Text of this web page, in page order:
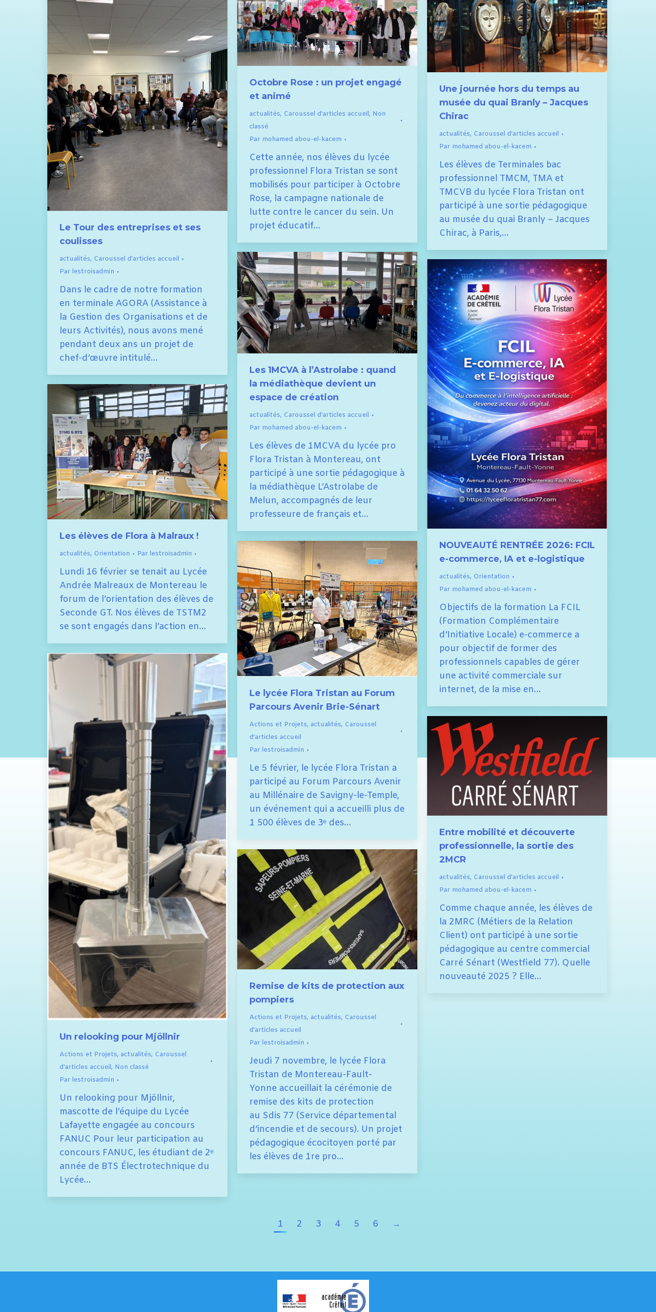
Le Tour des entreprises et ses
coulisses
actualités, Caroussel d'articles accueil
Par lestroisadmin
Dans le cadre de notre formation
en terminale AGORA (Assistance à
la Gestion des Organisations et de
leurs Activités), nous avons mené
pendant deux ans un projet de
chef-d’œuvre intitulé…
Octobre Rose : un projet engagé
et animé
actualités, Caroussel d'articles accueil, Non
classé
Par mohamed abou-el-kacem
Cette année, nos élèves du lycée
professionnel Flora Tristan se sont
mobilisés pour participer à Octobre
Rose, la campagne nationale de
lutte contre le cancer du sein. Un
projet éducatif…
Une journée hors du temps au
musée du quai Branly – Jacques
Chirac
actualités, Caroussel d'articles accueil
Par mohamed abou-el-kacem
Les élèves de Terminales bac
professionnel TMCM, TMA et
TMCVB du lycée Flora Tristan ont
participé à une sortie pédagogique
au musée du quai Branly – Jacques
Chirac, à Paris,…
Les 1MCVA à l’Astrolabe : quand
la médiathèque devient un
espace de création
actualités, Caroussel d'articles accueil
Par mohamed abou-el-kacem
Les élèves de 1MCVA du lycée pro
Flora Tristan à Montereau, ont
participé à une sortie pédagogique à
la médiathèque L’Astrolabe de
Melun, accompagnés de leur
professeure de français et…
NOUVEAUTÉ RENTRÉE 2026: FCIL
e-commerce, IA et e-logistique
actualités, Orientation
Par mohamed abou-el-kacem
Objectifs de la formation La FCIL
(Formation Complémentaire
d’Initiative Locale) e-commerce a
pour objectif de former des
professionnels capables de gérer
une activité commerciale sur
internet, de la mise en…
Les élèves de Flora à Malraux !
actualités, Orientation Par lestroisadmin
Lundi 16 février se tenait au Lycée
Andrée Malreaux de Montereau le
forum de l’orientation des élèves de
Seconde GT. Nos élèves de TSTM2
se sont engagés dans l’action en…
Le lycée Flora Tristan au Forum
Parcours Avenir Brie-Sénart
Actions et Projets, actualités, Caroussel
d'articles accueil
Par lestroisadmin
Le 5 février, le lycée Flora Tristan a
participé au Forum Parcours Avenir
au Millénaire de Savigny-le-Temple,
un événement qui a accueilli plus de
1 500 élèves de 3ᵉ des…
Un relooking pour Mjöllnir
Actions et Projets, actualités, Caroussel
d'articles accueil, Non classé
Par lestroisadmin
Un relooking pour Mjöllnir,
mascotte de l’équipe du Lycée
Lafayette engagée au concours
FANUC Pour leur participation au
concours FANUC, les étudiant de 2ᵉ
année de BTS Électrotechnique du
Lycée…
Entre mobilité et découverte
professionnelle, la sortie des
2MCR
actualités, Caroussel d'articles accueil
Par mohamed abou-el-kacem
Comme chaque année, les élèves de
la 2MRC (Métiers de la Relation
Client) ont participé à une sortie
pédagogique au centre commercial
Carré Sénart (Westfield 77). Quelle
nouveauté 2025 ? Elle…
Remise de kits de protection aux
pompiers
Actions et Projets, actualités, Caroussel
d'articles accueil
Par lestroisadmin
Jeudi 7 novembre, le lycée Flora
Tristan de Montereau-Fault-
Yonne accueillait la cérémonie de
remise des kits de protection
au Sdis 77 (Service départemental
d’incendie et de secours). Un projet
pédagogique écocitoyen porté par
les élèves de 1re pro…
1 2 3 4 5 6 →